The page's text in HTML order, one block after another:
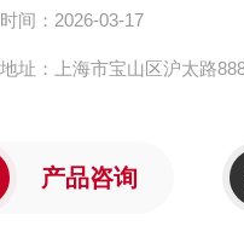
间：2026-03-17
址：上海市宝山区沪太路
产品咨询